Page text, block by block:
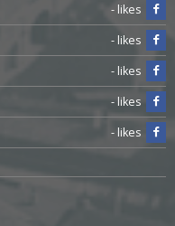
- likes
- likes
- likes
- likes
- likes